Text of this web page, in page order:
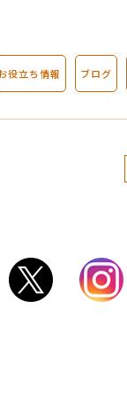
役立ち情報 ブログ